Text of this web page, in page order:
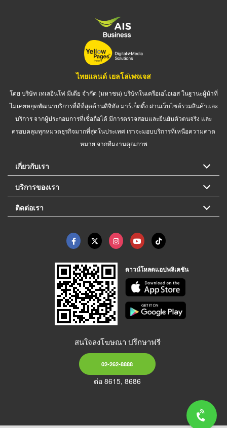
ไทยแลนด์ เยลโล่เพจเจส
โดย บริษัท เทเลอินโฟ มีเดีย จำกัด (มหาชน) บริษัทในเครือเอไอเอส ในฐานะผู้นำที่
ไม่เคยหยุดพัฒนาบริการที่ดีที่สุดด้านดิจิทัล มาร์เก็ตติ้ง ผ่านเว็บไซต์รวมสินค้าและ
บริการ จากผู้ประกอบการที่เชื่อถือได้ มีการตรวจสอบและยืนยันตัวตนจริง และ
ครอบคลุมทุกหมวดธุรกิจมากที่สุดในประเทศ เราจะมอบบริการที่เหนือความคาด
หมาย จากทีมงานคุณภาพ
เกี่ยวกับเรา
บริการของเรา
ติดต่อเรา
ดาวน์โหลดแอปพลิเคชัน
สนใจลงโฆษณา ปรึกษาฟรี
02-262-8888
ต่อ 8615, 8686